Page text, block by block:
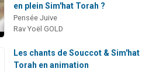
en plein Sim'hat Torah ?
Pensée Juive
Rav Yoël GOLD
Les chants de Souccot & Sim'hat
Torah en animation